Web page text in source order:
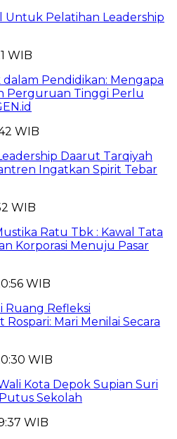
Untuk Pelatihan Leadership
WIB
dalam Pendidikan: Mengapa
Perguruan Tinggi Perlu
WIB
Daarut Tarqiyah
Ingatkan Spirit Tebar
WIB
Ratu Tbk : Kawal Tata
Korporasi Menuju Pasar
WIB
Ruang Refleksi
Mari Menilai Secara
WIB
Kota Depok Supian Suri
Sekolah
WIB